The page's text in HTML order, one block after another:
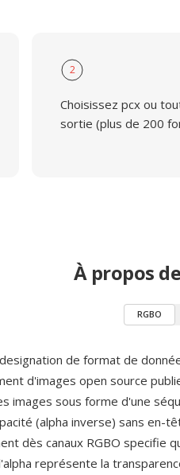
2
Choisissez pcx ou
sortie (plus de 200
À propos
RGBO
de format de
d'images open source
images sous forme d'une
(alpha inverse) sans en-
dès canaux RGBO specifie
représente la